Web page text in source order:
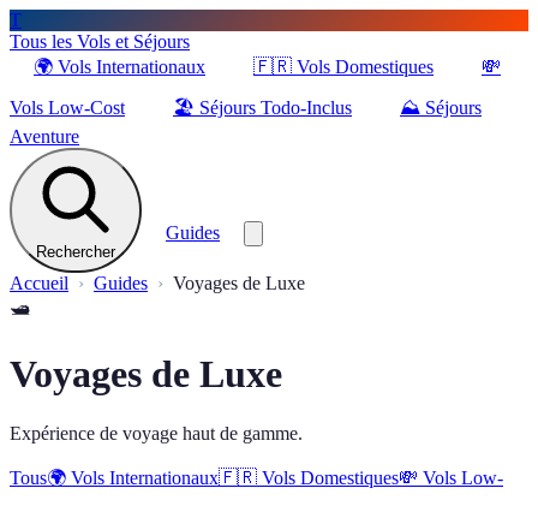
T
Tous les Vols et Séjours
🌍 Vols Internationaux 🇫🇷 Vols Domestiques
💸
Vols Low-Cost
🏖️ Séjours Todo-Inclus ⛰️ Séjours
Aventure
Rechercher
Guides
Accueil Guides
Voyages de Luxe
🛥️
Voyages de Luxe
Expérience de voyage haut de gamme.
Tous🌍 Vols Internationaux🇫🇷 Vols Domestiques💸 Vols Low-